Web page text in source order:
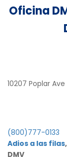
Oficina
10207 Poplar
(800)777-0133
Adios a las filas
DMV